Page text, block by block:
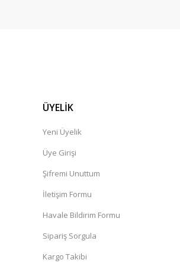
ÜYELİK
Yeni Üyelik
Üye Girişi
Şifremi Unuttum
İletişim Formu
Havale Bildirim Formu
Sipariş Sorgula
Kargo Takibi